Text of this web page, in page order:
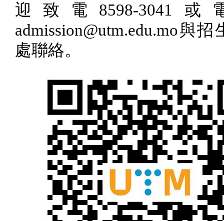
迎致電 8598-3041
或
admission@utm.edu.mo與招
處聯絡。